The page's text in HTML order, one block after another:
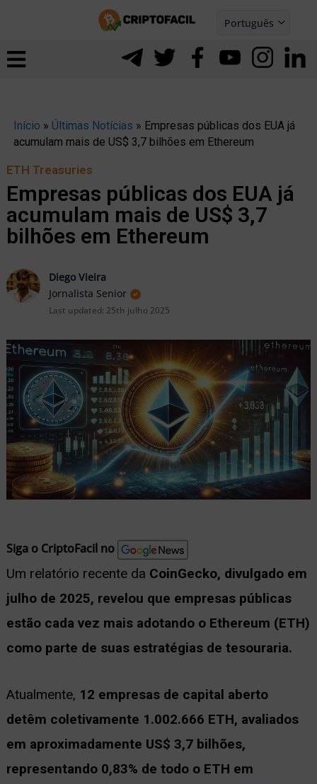
Português
Español
Início » Últimas Notícias » Empresas públicas dos EUA já
acumulam mais de US$ 3,7 bilhões em Ethereum
ETH Treasuries
Empresas públicas dos EUA já
acumulam mais de US$ 3,7
bilhões em Ethereum
Diego Vieira
Jornalista Senior
Last updated: 25th julho 2025
Siga o CriptoFacil no
Um relatório recente da CoinGecko, divulgado em
julho de 2025, revelou que empresas públicas
estão cada vez mais adotando o Ethereum (ETH)
como parte de suas estratégias de tesouraria.
Atualmente, 12 empresas de capital aberto
detêm coletivamente 1.002.666 ETH, avaliados
em aproximadamente US$ 3,7 bilhões,
representando 0,83% de todo o ETH em